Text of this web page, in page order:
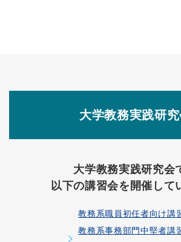
大学教務実践研
大学教務実践研究会
以下の講習会を開催して
教務系職員初任者向け講
教務系事務部門中堅者講